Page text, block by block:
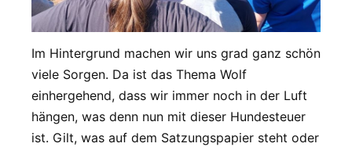
Im Hintergrund machen wir uns grad ganz schön
viele Sorgen. Da ist das Thema Wolf
einhergehend, dass wir immer noch in der Luft
hängen, was denn nun mit dieser Hundesteuer
ist. Gilt, was auf dem Satzungspapier steht oder